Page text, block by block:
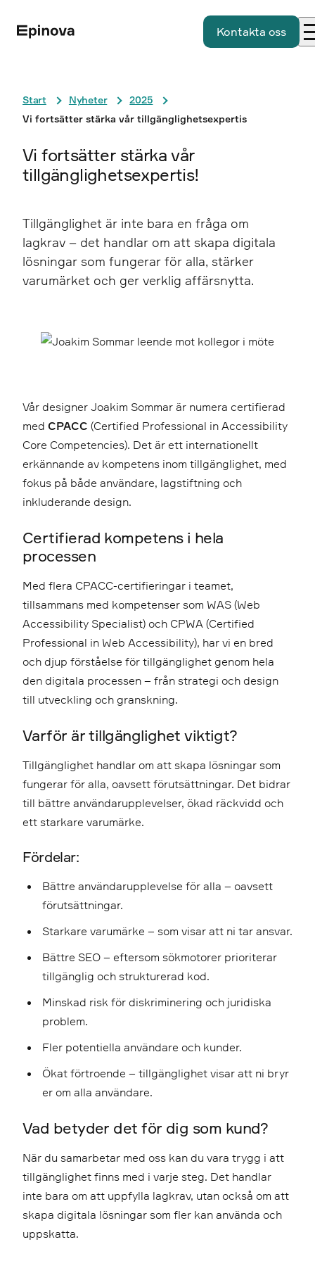
Kontakta oss
Start Nyheter
2025
Vi fortsätter stärka vår tillgänglighetsexpertis
Vi fortsätter stärka vår
tillgänglighetsexpertis!
Tillgänglighet är inte bara en fråga om
lagkrav – det handlar om att skapa digitala
lösningar som fungerar för alla, stärker
varumärket och ger verklig affärsnytta.
Vår designer Joakim Sommar är numera certifierad
med CPACC (Certified Professional in Accessibility
Core Competencies). Det är ett internationellt
erkännande av kompetens inom tillgänglighet, med
fokus på både användare, lagstiftning och
inkluderande design.
Certifierad kompetens i hela
processen
Med flera CPACC-certifieringar i teamet,
tillsammans med kompetenser som WAS (Web
Accessibility Specialist) och CPWA (Certified
Professional in Web Accessibility), har vi en bred
och djup förståelse för tillgänglighet genom hela
den digitala processen – från strategi och design
till utveckling och granskning.
Varför är tillgänglighet viktigt?
Tillgänglighet handlar om att skapa lösningar som
fungerar för alla, oavsett förutsättningar. Det bidrar
till bättre användarupplevelser, ökad räckvidd och
ett starkare varumärke.
Fördelar:
Bättre användarupplevelse för alla – oavsett
förutsättningar.
Starkare varumärke – som visar att ni tar ansvar.
Bättre SEO – eftersom sökmotorer prioriterar
tillgänglig och strukturerad kod.
Minskad risk för diskriminering och juridiska
problem.
Fler potentiella användare och kunder.
Ökat förtroende – tillgänglighet visar att ni bryr
er om alla användare.
Vad betyder det för dig som kund?
När du samarbetar med oss kan du vara trygg i att
tillgänglighet finns med i varje steg. Det handlar
inte bara om att uppfylla lagkrav, utan också om att
skapa digitala lösningar som fler kan använda och
uppskatta.